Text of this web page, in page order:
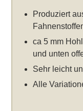
Produziert
ca 5 mm
und unten
Sehr leicht
Alle